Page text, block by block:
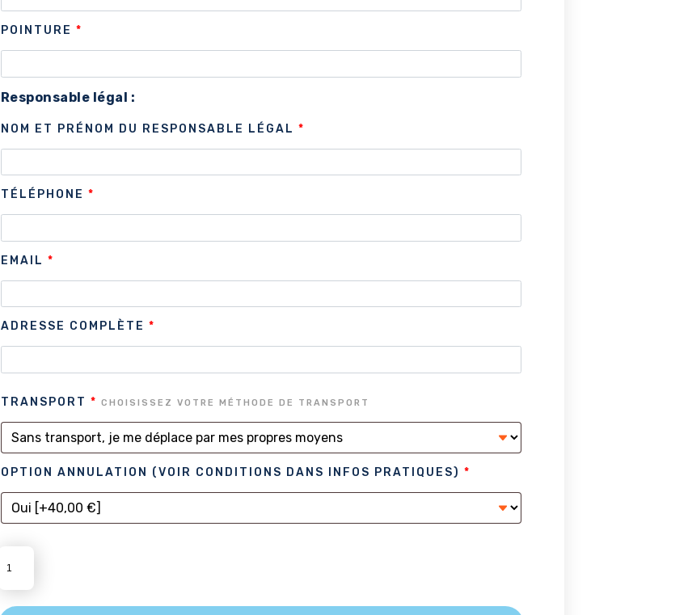
POINTURE *
Responsable légal :
NOM ET PRÉNOM DU RESPONSABLE LÉGAL *
TÉLÉPHONE *
EMAIL *
ADRESSE COMPLÈTE *
TRANSPORT * CHOISISSEZ VOTRE MÉTHODE DE TRANSPORT
OPTION ANNULATION (VOIR CONDITIONS DANS INFOS PRATIQUES) *